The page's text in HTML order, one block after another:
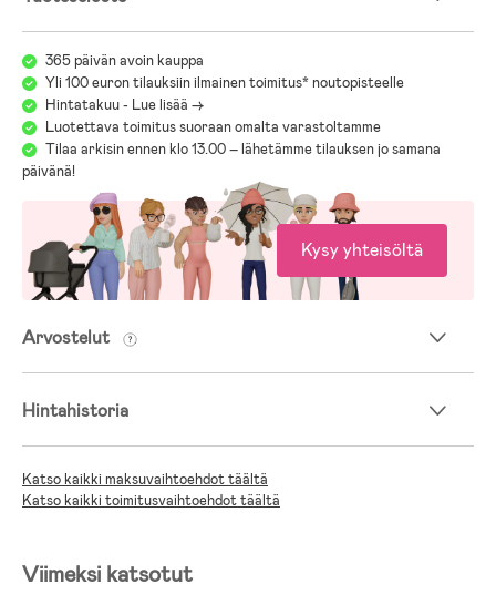
365 päivän avoin kauppa
Yli 100 euron tilauksiin ilmainen toimitus* noutopisteelle
Hintatakuu - Lue lisää ->
Luotettava toimitus suoraan omalta varastoltamme
Tilaa arkisin ennen klo 13.00 – lähetämme tilauksen jo samana
päivänä!
Kysy yhteisöltä
Arvostelut
Hintahistoria
Katso kaikki maksuvaihtoehdot täältä
Katso kaikki toimitusvaihtoehdot täältä
Viimeksi katsotut